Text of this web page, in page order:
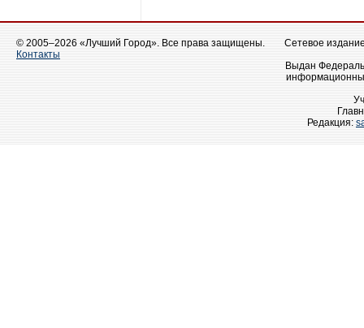
© 2005–2026 «Лучший Город». Все права защищены.
Контакты
Сетевое
Выдан
Редакция: